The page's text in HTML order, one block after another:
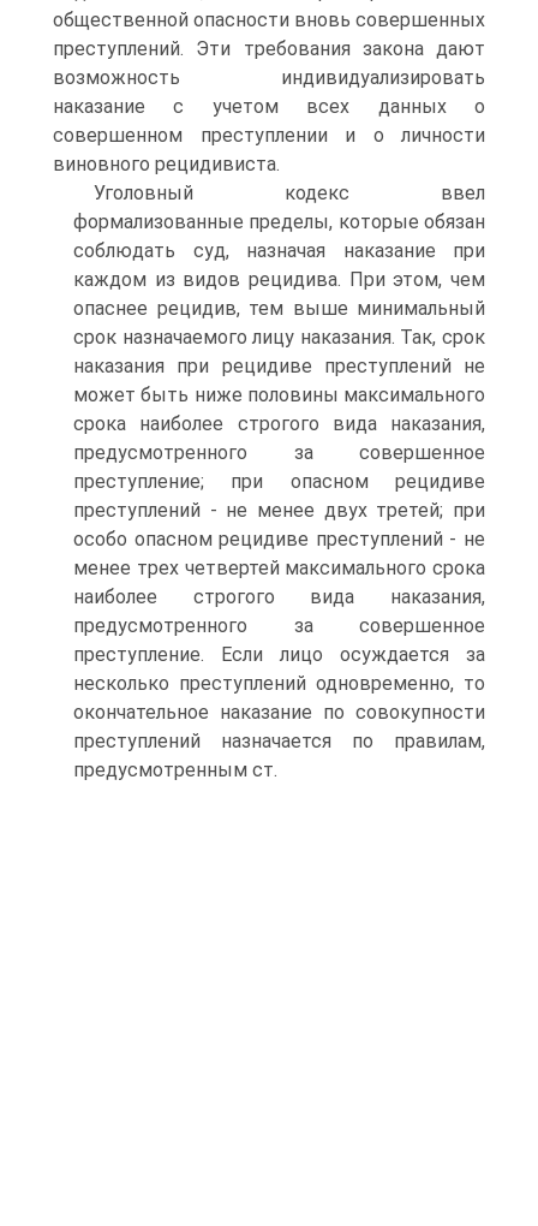
общественной опасности вновь совершенных
преступлений. Эти требования закона дают
возможность индивидуализировать
наказание с учетом всех данных о
совершенном преступлении и о личности
виновного рецидивиста.
Уголовный кодекс ввел
формализованные пределы, которые обязан
соблюдать суд, назначая наказание при
каждом из видов рецидива. При этом, чем
опаснее рецидив, тем выше минимальный
срок назначаемого лицу наказания. Так, срок
наказания при рецидиве преступлений не
может быть ниже половины максимального
срока наиболее строгого вида наказания,
предусмотренного за совершенное
преступление; при опасном рецидиве
преступлений - не менее двух третей; при
особо опасном рецидиве преступлений - не
менее трех четвертей максимального срока
наиболее строгого вида наказания,
предусмотренного за совершенное
преступление. Если лицо осуждается за
несколько преступлений одновременно, то
окончательное наказание по совокупности
преступлений назначается по правилам,
предусмотренным ст.